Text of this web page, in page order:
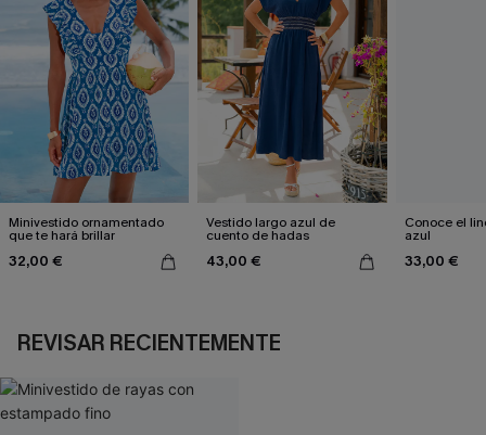
Minivestido ornamentado
que te hará brillar
32,00 €
Vestido largo azul de
cuento de hadas
43,00 €
Conoce el
azul
33,00 €
REVISAR RECIENTEMENTE